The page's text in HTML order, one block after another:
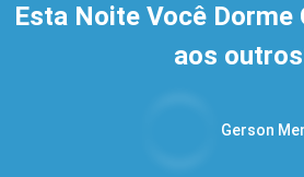
Esta Noite Você Dorme
aos
Gerson